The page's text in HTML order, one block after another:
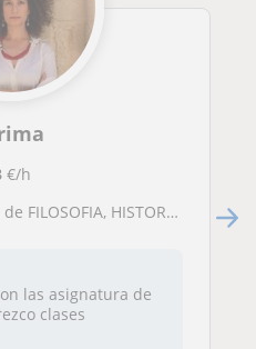
€/h
CASTELLANA E INGLÉS PARA ESO Y BACHILLER
las asignatura de
clases